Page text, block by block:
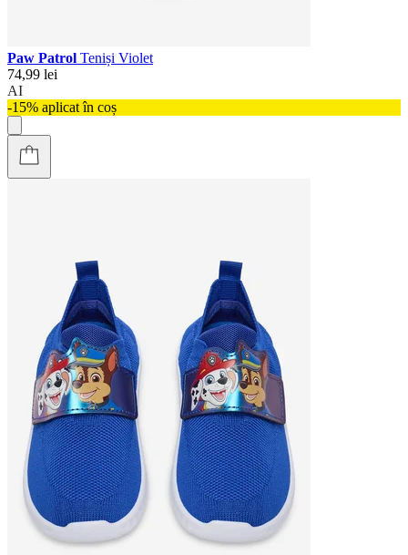
Paw Patrol Teniși Violet
74,99 lei
AI
-15% aplicat în coș